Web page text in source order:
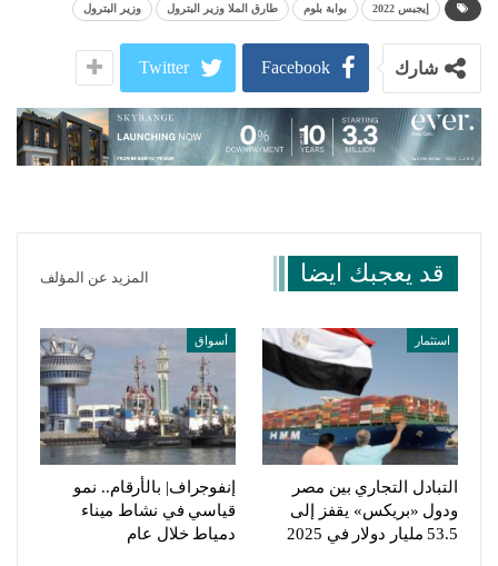
إيجبس 2022 بوابة بلوم طارق الملا وزير البترول وزير البترول
شارك Facebook
Twitter
قد يعجبك ايضا المزيد عن المؤلف
استثمار
التبادل التجاري بين مصر
ودول «بريكس» يقفز إلى
53.5 مليار دولار في 2025
أسواق
إنفوجراف| بالأرقام.. نمو
قياسي في نشاط ميناء
دمياط خلال عام